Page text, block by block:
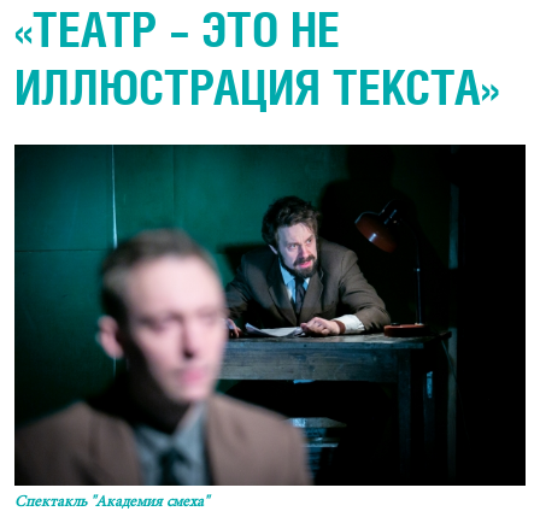
«ТЕАТР – ЭТО НЕ
ИЛЛЮСТРАЦИЯ ТЕКСТА»
Спектакль "Академия смеха"